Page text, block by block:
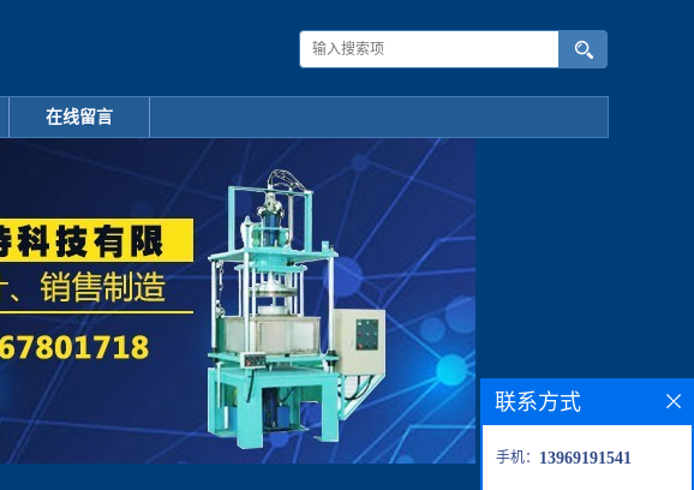
在线留言
联系方式
手机： 13969191541